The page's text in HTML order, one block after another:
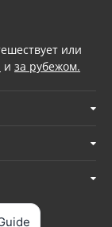
или
и за рубежом.